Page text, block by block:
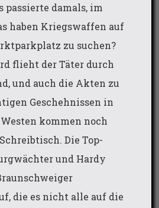
passierte damals, im
haben Kriegswaffen auf
zu suchen?
flieht der Täter durch
und auch die Akten zu
Geschehnissen in
kommen noch
Die Top-
und Hardy
die es nicht alle auf die